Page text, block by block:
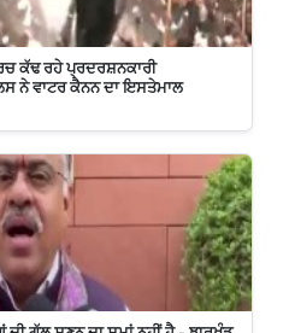
ਕੱਢ ਰਹੇ ਪ੍ਰਦਰਸ਼ਨਕਾਰੀ
ਨੇ ਵਾਟਰ ਕੈਨਨ ਦਾ ਇਸਤੇਮਾਲ